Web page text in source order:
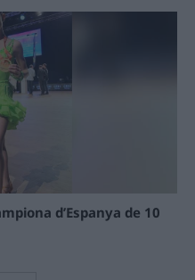
d’Espanya de 10